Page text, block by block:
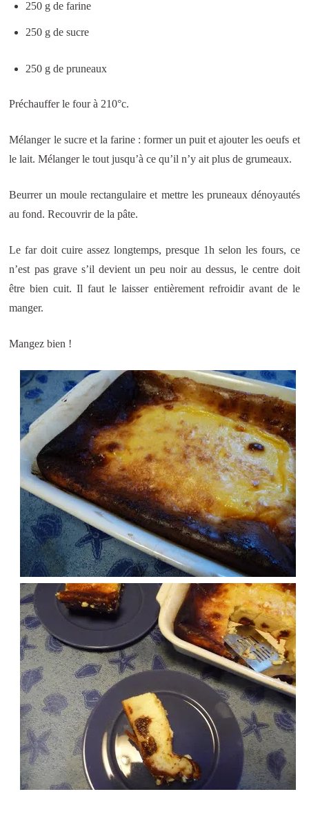
250 g de farine
250 g de sucre
250 g de pruneaux
Préchauffer le four à 210°c.
Mélanger le sucre et la farine : former un puit et ajouter les oeufs et
le lait. Mélanger le tout jusqu’à ce qu’il n’y ait plus de grumeaux.
Beurrer un moule rectangulaire et mettre les pruneaux dénoyautés
au fond. Recouvrir de la pâte.
Le far doit cuire assez longtemps, presque 1h selon les fours, ce
n’est pas grave s’il devient un peu noir au dessus, le centre doit
être bien cuit. Il faut le laisser entièrement refroidir avant de le
manger.
Mangez bien !